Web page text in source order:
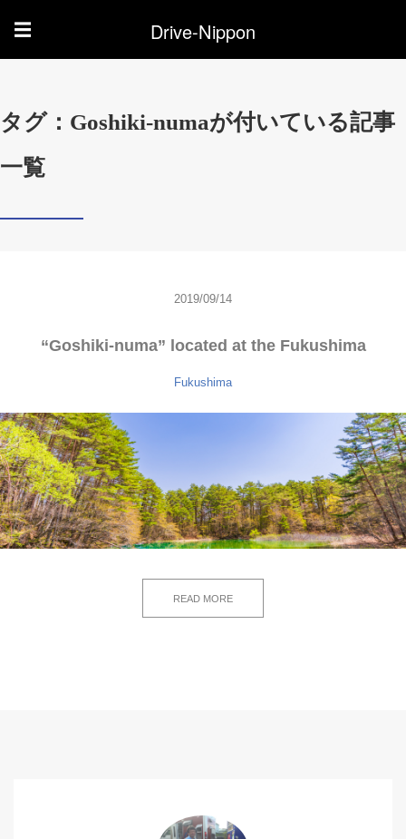
☰ Drive-Nippon
タグ：Goshiki-numaが付いている記事
一覧
2019/09/14
“Goshiki-numa” located at the Fukushima
Fukushima
READ MORE